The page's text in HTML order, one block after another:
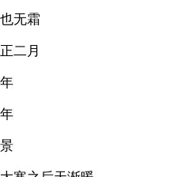
无霜
二月